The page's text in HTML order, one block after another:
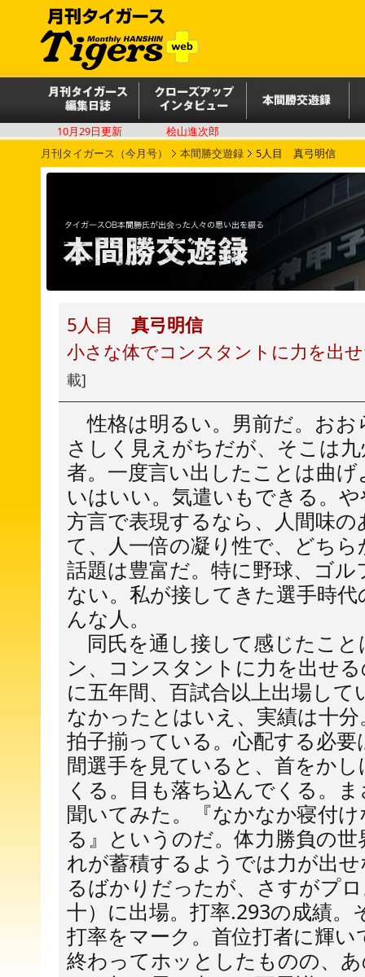
10月29日更新
桧山進次郎
月刊タイガース（今月号）
本間勝交遊録 5人目 真弓明信
5人目 真弓明信
小さな体でコンスタントに力を出
載]
性格は明るい。男前だ。お
さしく見えがちだが、そこは
者。一度言い出したことは曲
いはいい。気遣いもできる。
方言で表現するなら、人間味
て、人一倍の凝り性で、どち
話題は豊富だ。特に野球、ゴ
ない。私が接してきた選手時
んな人。
同氏を通し接して感じたこ
ン、コンスタントに力を出せ
に五年間、百試合以上出場し
なかったとはいえ、実績は十
拍子揃っている。心配する必
間選手を見ていると、首をか
くる。目も落ち込んでくる。
聞いてみた。『なかなか寝付
る』というのだ。体力勝負の
れが蓄積するようでは力が出
るばかりだったが、さすがプ
十）に出場。打率.293の成績
打率をマーク。首位打者に輝
終わってホッとしたものの、